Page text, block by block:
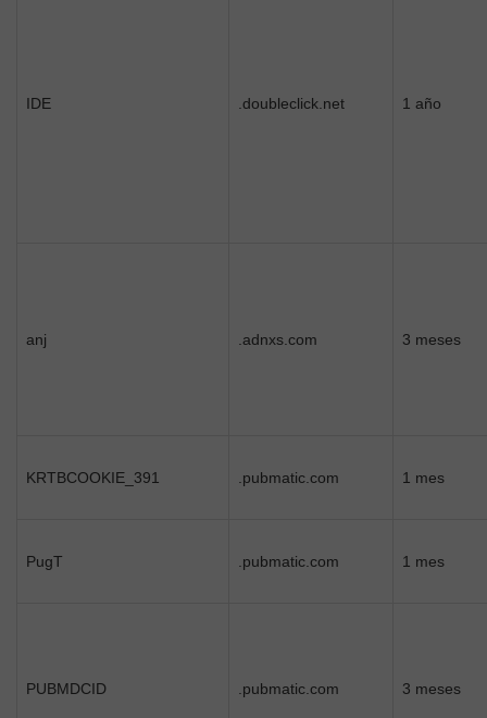
IDE .doubleclick.net 1 año
anj .adnxs.com 3 meses
KRTBCOOKIE_391 .pubmatic.com 1 mes
PugT .pubmatic.com 1 mes
PUBMDCID .pubmatic.com 3 meses